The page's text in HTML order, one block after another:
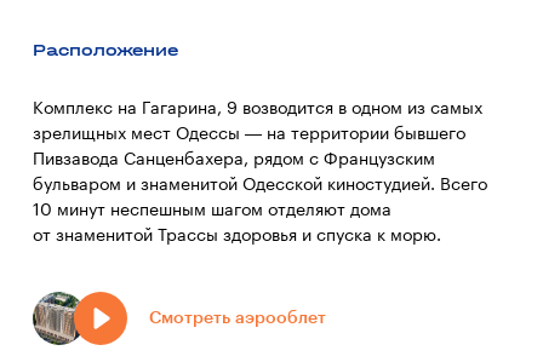
Расположение
Комплекс на Гагарина, 9 возводится в одном из самых
зрелищных мест Одессы — на территории бывшего
Пивзавода Санценбахера, рядом с Французским
бульваром и знаменитой Одесской киностудией. Всего
10 минут неспешным шагом отделяют дома
от знаменитой Трассы здоровья и спуска к морю.
Смотреть аэрооблет